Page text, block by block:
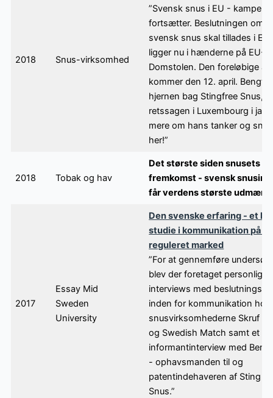
2018 Snus-virksomhed
”Svensk snus i EU - kampen
fortsætter. Beslutningen om,
svensk snus skal tillades i
ligger nu i hænderne på EU-
Domstolen. Den foreløbige
kommer den 12. april. Bengt
hjernen bag Stingfree Snus,
retssagen i Luxembourg i
mere om hans tanker og
her!”
2018 Tobak og hav
Det største siden snusets
fremkomst - svensk
får verdens største
2017
Essay Mid
Sweden
University
Den svenske erfaring - et
studie i kommunikation på et
reguleret marked
”For at gennemføre
blev der foretaget personlige
interviews med
inden for kommunikation hos
snusvirksomhederne Skruf
og Swedish Match samt et
informantinterview med
- ophavsmanden til og
patentindehaveren af Sting
Snus.”